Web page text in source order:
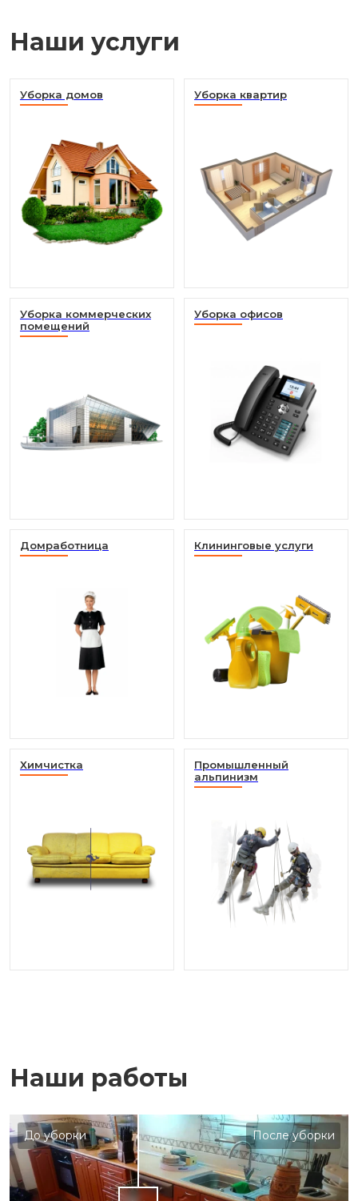
Наши услуги
Уборка домов Уборка квартир
Уборка коммерческих
помещений
Уборка офисов
Домработница Клининговые услуги
Химчистка
Промышленный
альпинизм
Наши работы
До уборки После уборки